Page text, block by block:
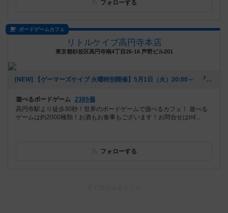
フォローする
ボードゲームカフェ
リトルケイブ高円寺本店
東京都杉並区高円寺南4丁目26-16 芦野ビル201
[NEW] 【ゲーマーズケイブ 火曜特別開催】5月1日（火）20:00～ 『ロールプレイヤー』（2018年04月22日 18時42分）
遊べるボードゲーム 2385個
高円寺駅より徒歩30秒！世界のボードゲームで遊べるカフェ！ 遊べる
ゲームは約2000種類！お酒もお食事もございます！お問合せはinf...
フォローする